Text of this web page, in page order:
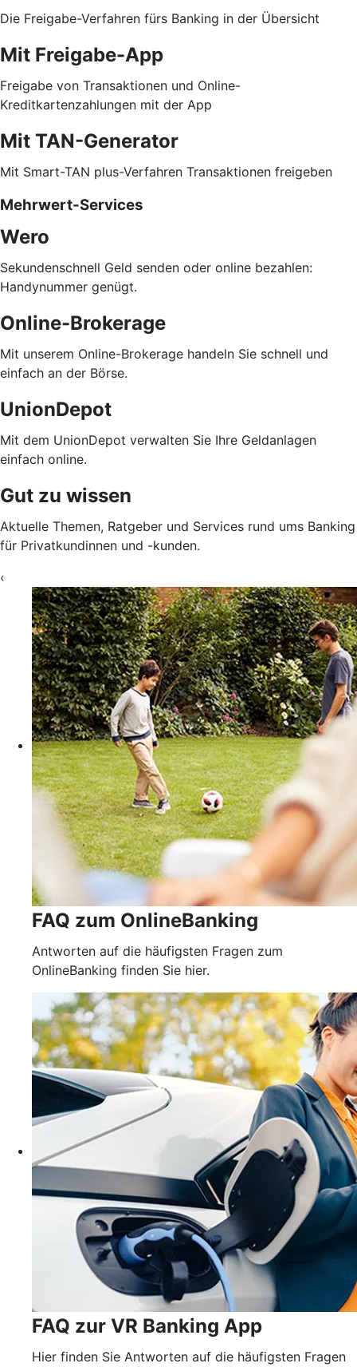
Die Freigabe-Verfahren fürs Banking in der Übersicht
Mit Freigabe-App
Freigabe von Transaktionen und Online-
Kreditkartenzahlungen mit der App
Mit TAN-Generator
Mit Smart-TAN plus-Verfahren Transaktionen freigeben
Mehrwert-Services
Wero
Sekundenschnell Geld senden oder online bezahlen:
Handynummer genügt.
Online-Brokerage
Mit unserem Online-Brokerage handeln Sie schnell und
einfach an der Börse.
UnionDepot
Mit dem UnionDepot verwalten Sie Ihre Geldanlagen
einfach online.
Gut zu wissen
Aktuelle Themen, Ratgeber und Services rund ums Banking
für Privatkundinnen und -kunden.
‹
FAQ zum OnlineBanking
Antworten auf die häufigsten Fragen zum
OnlineBanking finden Sie hier.
FAQ zur VR Banking App
Hier finden Sie Antworten auf die häufigsten Fragen